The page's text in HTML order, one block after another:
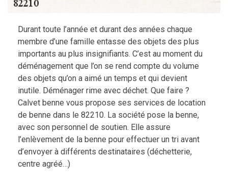
Durant toute l’année et durant des années chaque
membre d’une famille entasse des objets des plus
importants au plus insignifiants. C’est au moment du
déménagement que l’on se rend compte du volume
des objets qu’on a aimé un temps et qui devient
inutile. Déménager rime avec déchet. Que faire ?
Calvet benne vous propose ses services de location
de benne dans le 82210. La société pose la benne,
avec son personnel de soutien. Elle assure
l’enlèvement de la benne pour effectuer un tri avant
d’envoyer à différents destinataires (déchetterie,
centre agréé…)